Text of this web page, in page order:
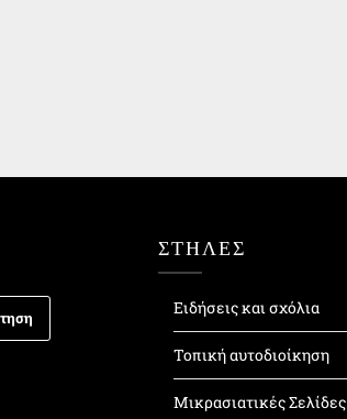
ΣΤΗΛΕΣ
Ειδήσεις και σχόλια
Τοπική αυτοδιοίκηση
Μικρασιατικές Σελίδες